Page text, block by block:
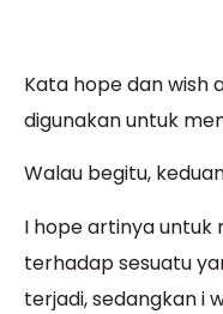
Kata hope dan wish
digunakan untuk
Walau begitu,
I hope artinya
terhadap sesuatu
terjadi, sedangkan i